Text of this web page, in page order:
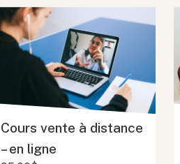
Cours vente à distance
– en ligne